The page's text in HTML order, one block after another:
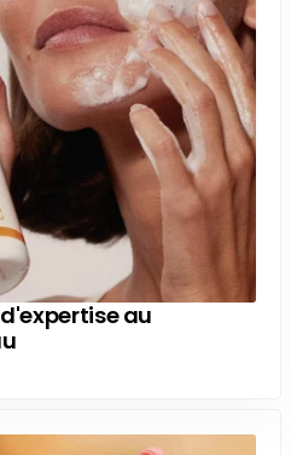
d'expertise au